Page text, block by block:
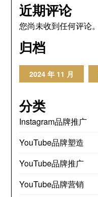
近期评论
您尚未收到任何评论。
归档
2024 年 11 月
分类
Instagram品牌推广
YouTube品牌塑造
YouTube品牌推广
YouTube品牌营销